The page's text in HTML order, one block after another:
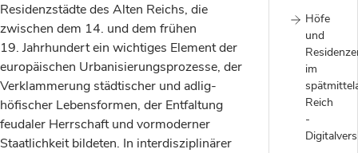
Höfe
und
im
Reich
-
Residenzstädte des Alten Reichs, die
zwischen dem 14. und dem frühen
19. Jahrhundert ein wichtiges Element der
europäischen Urbanisierungsprozesse, der
Verklammerung städtischer und adlig-
höfischer Lebensformen, der Entfaltung
feudaler Herrschaft und vormoderner
Staatlichkeit bildeten. In interdisziplinärer